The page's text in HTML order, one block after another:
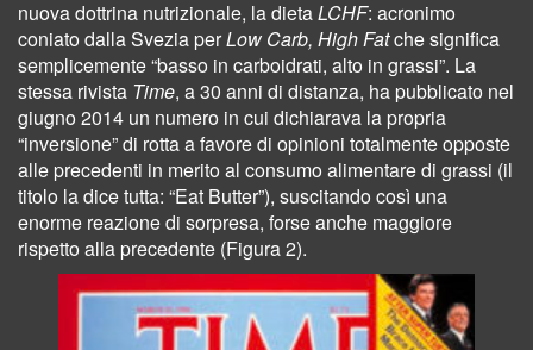
nuova dottrina nutrizionale, la dietaLCHF: acronimo
coniato dalla Svezia perLow Carb, High Fatche significa
semplicemente “basso in carboidrati, alto in grassi”. La
stessa rivista Time, a 30 anni di distanza, ha pubblicato nel
giugno 2014 un numero in cui dichiarava la propria
“inversione” di rotta a favore di opinioni totalmente opposte
alle precedenti in merito al consumo alimentare di grassi (il
titolo la dice tutta: “Eat Butter”), suscitando così una
enorme reazione di sorpresa, forse anche maggiore
rispetto alla precedente (Figura 2).